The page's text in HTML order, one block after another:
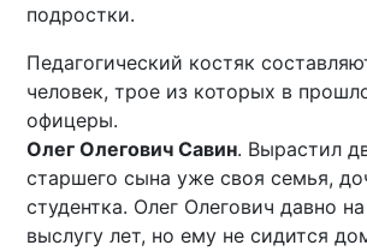
подростки.
Педагогический костяк
человек, трое из которых в
офицеры.
Олег Олегович Савин. Вырастил
старшего сына уже своя семья,
студентка. Олег Олегович давно
выслугу лет, но ему не сидится